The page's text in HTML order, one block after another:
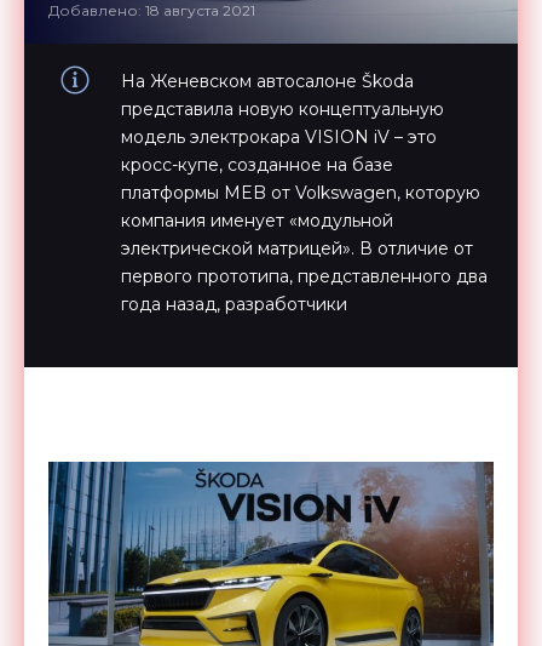
Добавлено: 18 августа 2021
На Женевском автосалоне Škoda
представила новую концептуальную
модель электрокара VISION iV – это
кросс-купе, созданное на базе
платформы MEB от Volkswagen, которую
компания именует «модульной
электрической матрицей». В отличие от
первого прототипа, представленного два
года назад, разработчики